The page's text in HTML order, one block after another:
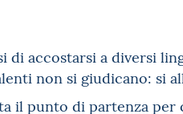
di accostarsi a diversi
non si giudicano: si
il punto di partenza